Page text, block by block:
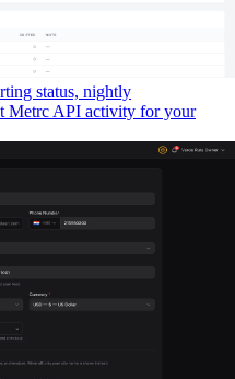
status, nightly
Metrc API activity for your